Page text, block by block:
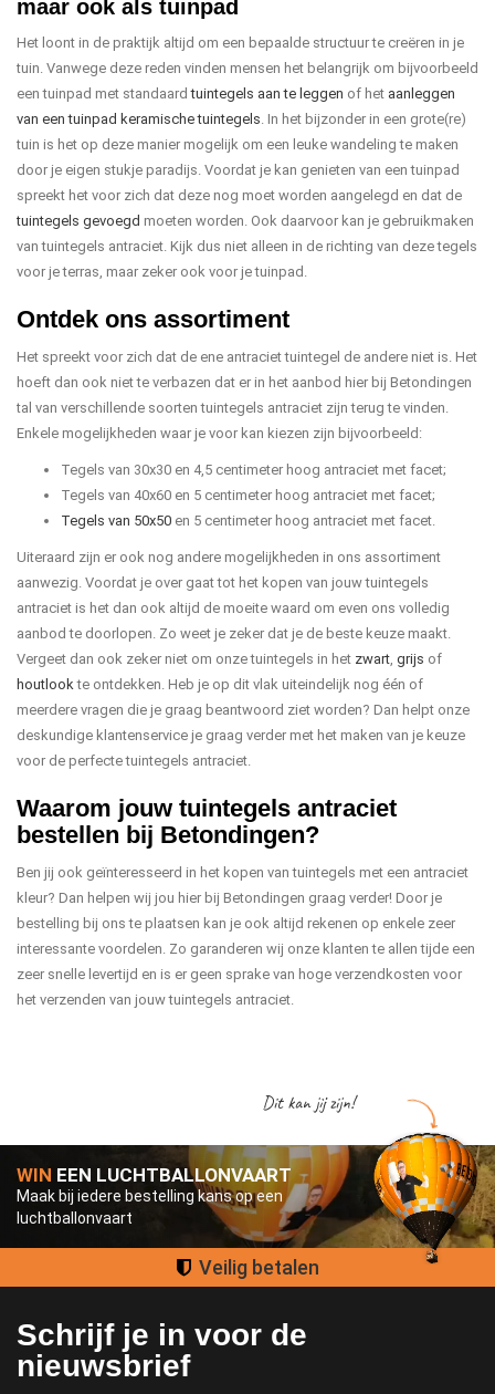
maar ook als tuinpad
Het loont in de praktijk altijd om een bepaalde structuur te creëren in je
tuin. Vanwege deze reden vinden mensen het belangrijk om bijvoorbeeld
een tuinpad met standaardtuintegels aan te leggen of het aanleggen
van een tuinpad keramische tuintegels. In het bijzonder in een grote(re)
tuin is het op deze manier mogelijk om een leuke wandeling te maken
door je eigen stukje paradijs. Voordat je kan genieten van een tuinpad
spreekt het voor zich dat deze nog moet worden aangelegd en dat de
tuintegels gevoegd moeten worden. Ook daarvoor kan je gebruikmaken
van tuintegels antraciet. Kijk dus niet alleen in de richting van deze tegels
voor je terras, maar zeker ook voor je tuinpad.
Ontdek ons assortiment
Het spreekt voor zich dat de ene antraciet tuintegel de andere niet is. Het
hoeft dan ook niet te verbazen dat er in het aanbod hier bij Betondingen
tal van verschillende soorten tuintegels antraciet zijn terug te vinden.
Enkele mogelijkheden waar je voor kan kiezen zijn bijvoorbeeld:
Tegels van 30x30 en 4,5 centimeter hoog antraciet met facet;
Tegels van 40x60 en 5 centimeter hoog antraciet met facet;
Tegels van 50x50 en 5 centimeter hoog antraciet met facet.
Uiteraard zijn er ook nog andere mogelijkheden in ons assortiment
aanwezig. Voordat je over gaat tot het kopen van jouw tuintegels
antraciet is het dan ook altijd de moeite waard om even ons volledig
aanbod te doorlopen. Zo weet je zeker dat je de beste keuze maakt.
Vergeet dan ook zeker niet om onze tuintegels in het zwart, grijs of
houtlookte ontdekken. Heb je op dit vlak uiteindelijk nog één of
meerdere vragen die je graag beantwoord ziet worden? Dan helpt onze
deskundige klantenservice je graag verder met het maken van je keuze
voor de perfecte tuintegels antraciet.
Waarom jouw tuintegels antraciet
bestellen bij Betondingen?
Ben jij ook geïnteresseerd in het kopen van tuintegels met een antraciet
kleur? Dan helpen wij jou hier bij Betondingen graag verder! Door je
bestelling bij ons te plaatsen kan je ook altijd rekenen op enkele zeer
interessante voordelen. Zo garanderen wij onze klanten te allen tijde een
zeer snelle levertijd en is er geen sprake van hoge verzendkosten voor
het verzenden van jouw tuintegels antraciet.
WIN EEN LUCHTBALLONVAART
Maak bij iedere bestelling kans op een
luchtballonvaart
Dit kan jij zijn!
Groot assortiment
Schrijf je in voor de
nieuwsbrief